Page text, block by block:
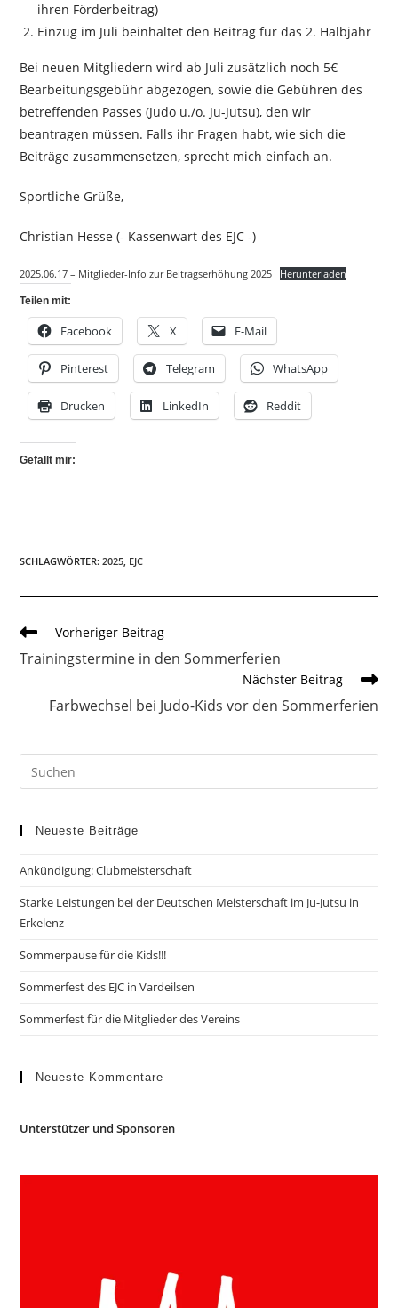
ihren Förderbeitrag)
Einzug im Juli beinhaltet den Beitrag für das 2. Halbjahr
Bei neuen Mitgliedern wird ab Juli zusätzlich noch 5€
Bearbeitungsgebühr abgezogen, sowie die Gebühren des
betreffenden Passes (Judo u./o. Ju-Jutsu), den wir
beantragen müssen. Falls ihr Fragen habt, wie sich die
Beiträge zusammensetzen, sprecht mich einfach an.
Sportliche Grüße,
Christian Hesse (- Kassenwart des EJC -)
2025.06.17 – Mitglieder-Info zur Beitragserhöhung 2025 Herunterladen
Teilen mit:
Facebook X E-Mail
Pinterest Telegram WhatsApp
Drucken LinkedIn Reddit
Gefällt mir:
SCHLAGWÖRTER:2025, EJC
Weitere
ansehen
Vorheriger Beitrag
Trainingstermine in den Sommerferien
Nächster Beitrag
Farbwechsel bei Judo-Kids vor den Sommerferien
Neueste Beiträge
Ankündigung: Clubmeisterschaft
Starke Leistungen bei der Deutschen Meisterschaft im Ju-Jutsu in
Erkelenz
Sommerpause für die Kids!!!
Sommerfest des EJC in Vardeilsen
Sommerfest für die Mitglieder des Vereins
Neueste Kommentare
Unterstützer und Sponsoren